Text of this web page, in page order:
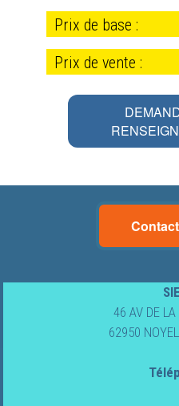
Prix de base :
Prix de vente :
Fils
46 AV DE LA
62950